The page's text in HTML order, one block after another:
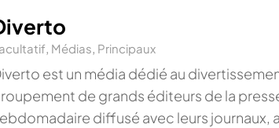
, Médias, Principaux
est un média dédié au
de grands éditeurs de la
diffusé avec leurs journaux,